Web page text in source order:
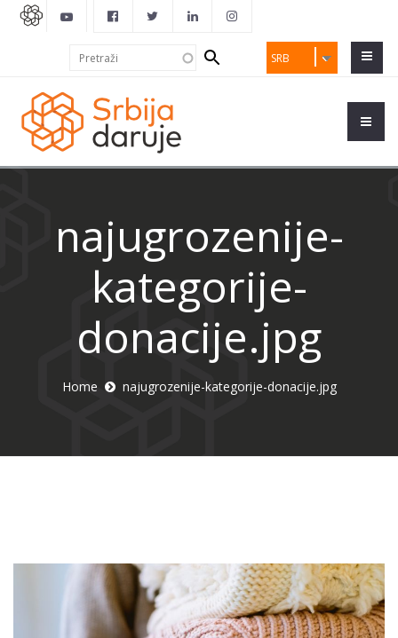
SRB
Search
form
najugrozenije-
kategorije-
donacije.jpg
Home najugrozenije-kategorije-donacije.jpg